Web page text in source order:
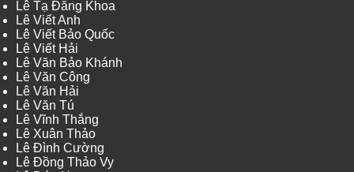
Lê Tạ Đăng Khoa
Lê Viết Anh
Lê Viết Bảo Quốc
Lê Viết Hải
Lê Văn Bảo Khánh
Lê Văn Công
Lê Văn Hải
Lê Văn Tú
Lê Vĩnh Thắng
Lê Xuân Thảo
Lê Đình Cường
Lê Đồng Thảo Vy